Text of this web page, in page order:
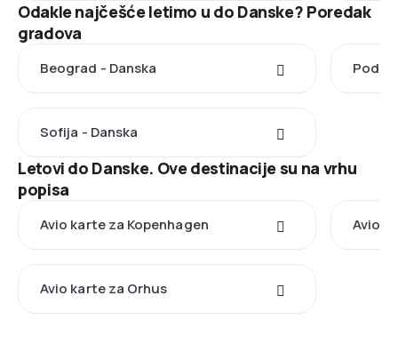
Odakle najčešće letimo u do Danske? Poredak
gradova
Beograd - Danska
Sofija - Danska
Letovi do Danske. Ove destinacije su na vrhu
popisa
Avio karte za Kopenhagen Avio
Avio karte za Orhus